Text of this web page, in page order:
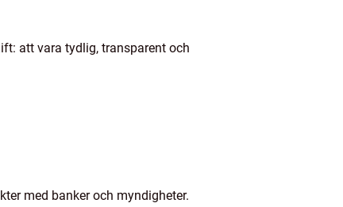
att vara tydlig, transparent och
med banker och myndigheter.